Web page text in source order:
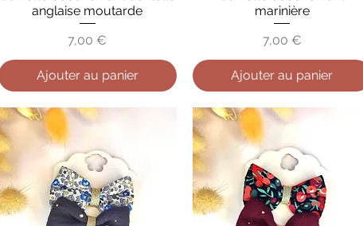
anglaise moutarde
Prix
7,00 €
Ajouter au panier
marinière
Prix
7,00 €
Ajouter au panier